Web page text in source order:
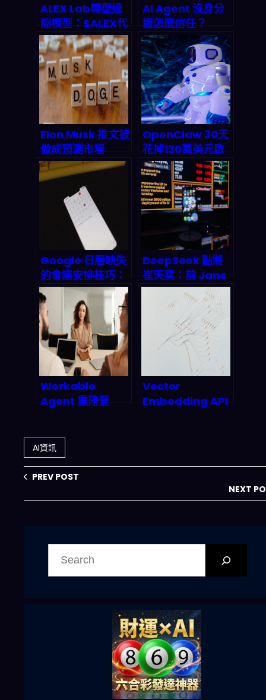
ALEX Lab轉型通
縮模型：$ALEX代
幣回購燒毀機制與
2026年Stacks生
態價值前景
AI Agent 沒身分
證怎麼信任？
Infoblox與
GoDaddy聯手打
造DNS身份驗證新
標準，終結代理人
偽造與數據污染亂
象
Elon Musk 推文被
做成預測市場
2026 爆賺 8 萬美
元：名人社交如何
變成兆美元級金融
OpenClaw 30天
花掉130萬美元啟
示錄：當AI
Agent不再需要看
帳單，開發者到底
該不該恐慌？
Google 日曆缺失
的會議安排技巧：
用 AI 自動提議時
段、解析郵件需求
並串起日曆即時更
新
DeepSeek 點將
崔天奕：前 Jane
Street 量化老兵
執掌 Harness 團
隊，代理式 AI 正
在改寫金融市場的
底層邏輯
Workable
Agent 重磅登
流程？2026 年完
整的深度剖析與市
場預測
Vector
Embedding API
AI資訊
PREV POST
NEXT